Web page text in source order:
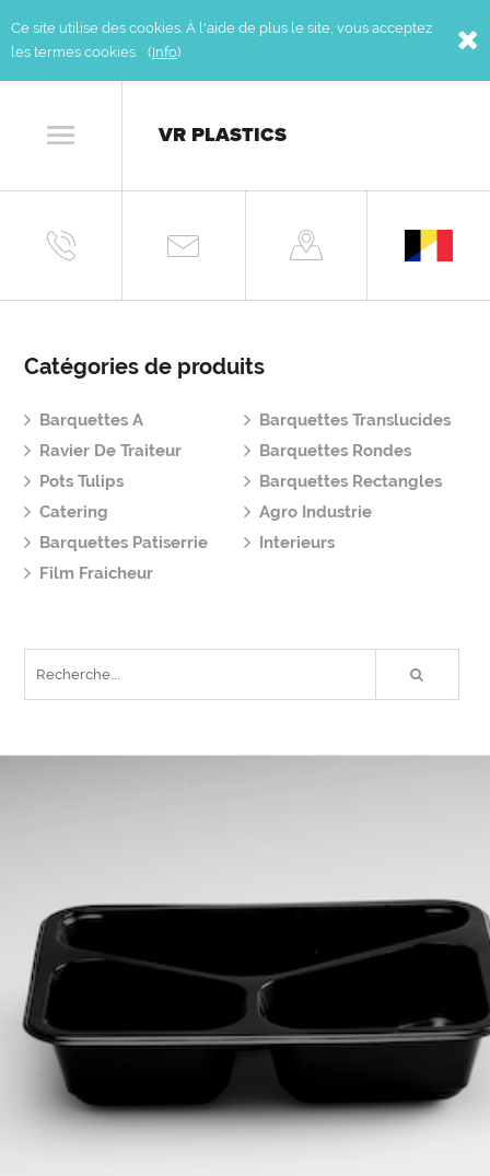
Ce site utilise des cookies. À l'aide de plus le site, vous acceptez
les termes cookies. (Info)
VR PLASTICS
Catégories de produits
Barquettes A
Barquettes Translucides
Ravier De Traiteur
Barquettes Rondes
Pots Tulips
Barquettes Rectangles
Catering
Agro Industrie
Barquettes Patiserrie
Interieurs
Film Fraicheur